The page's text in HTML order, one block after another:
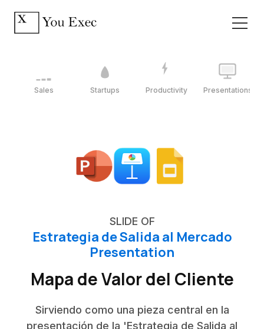
Sales Startups Productivity Presentations
SLIDE OF
Estrategia de Salida al Mercado
Presentation
Mapa de Valor del Cliente
Sirviendo como una pieza central en la
presentación de la 'Estrategia de Salida al